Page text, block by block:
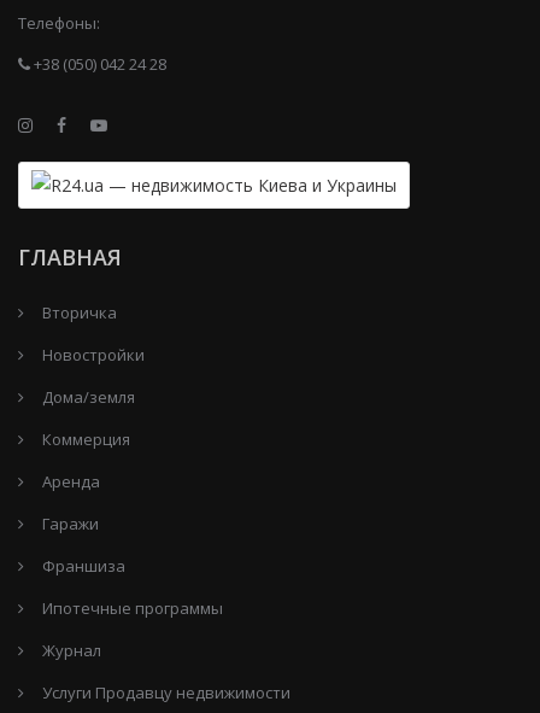
Телефоны:
+38 (050) 042 24 28
ГЛАВНАЯ
Вторичка
Новостройки
Дома/земля
Коммерция
Аренда
Гаражи
Франшиза
Ипотечные программы
Журнал
Услуги Продавцу недвижимости